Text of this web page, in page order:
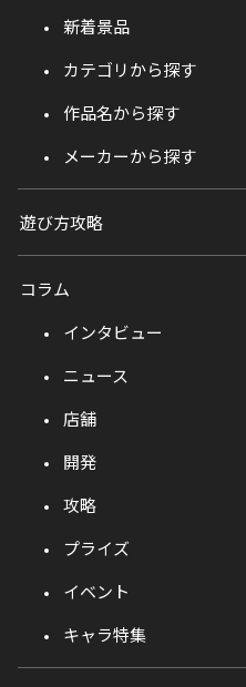
新着景品
カテゴリから探す
作品名から探す
メーカーから探す
遊び方攻略
コラム
インタビュー
ニュース
店舗
開発
攻略
プライズ
イベント
キャラ特集